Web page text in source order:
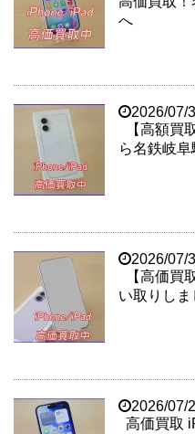
へ
2026/07/
【高額買
ら名鉄岐阜
2026/07/
【高価買
い取りしま
2026/07/
高価買取